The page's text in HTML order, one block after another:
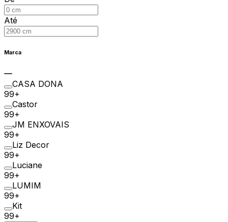
Até
Marca
CASA DONA
99+
Castor
99+
JM ENXOVAIS
99+
Liz Decor
99+
Luciane
99+
LUMIM
99+
Kit
99+